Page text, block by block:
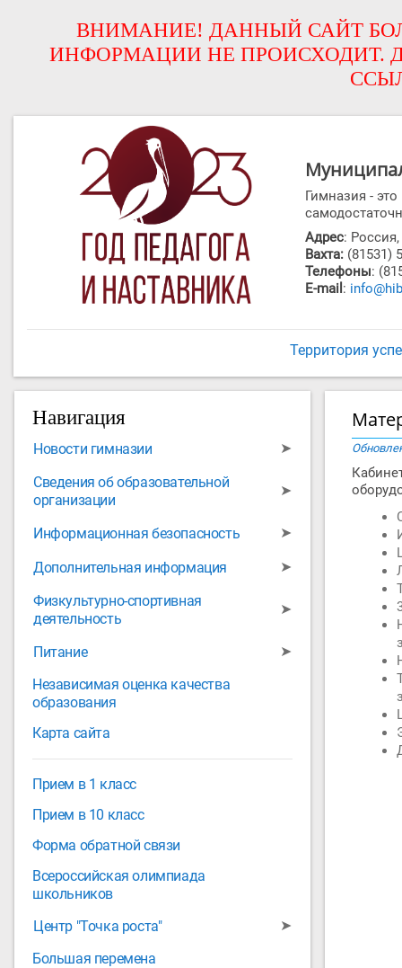
ВНИМАНИЕ! ДАННЫЙ САЙТ
ИНФОРМАЦИИ НЕ ПРОИСХОДИТ.
Гимназия -
Адрес:
Вахта: (81531)
Телефоны:
E-mail :
Территория
Навигация
Новости гимназии
➤
Сведения об образовательной
организации
➤
Информационная безопасность ➤
Дополнительная информация
➤
Физкультурно-спортивная
деятельность
➤
Питание
➤
Независимая оценка качества
образования
Карта сайта
Прием в 1 класс
Прием в 10 класс
Форма обратной связи
Всероссийская олимпиада
школьников
Центр "Точка роста"
➤
Большая перемена